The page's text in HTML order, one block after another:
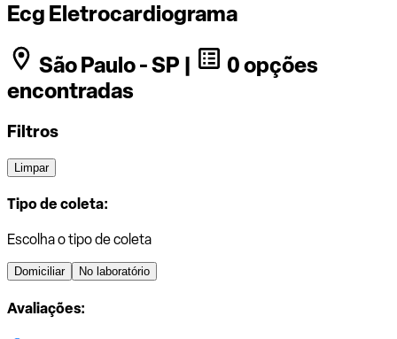
Ecg Eletrocardiograma
São Paulo - SP |
0 opções
encontradas
Filtros
Limpar
Tipo de coleta:
Escolha o tipo de coleta
Domiciliar No laboratório
Avaliações: